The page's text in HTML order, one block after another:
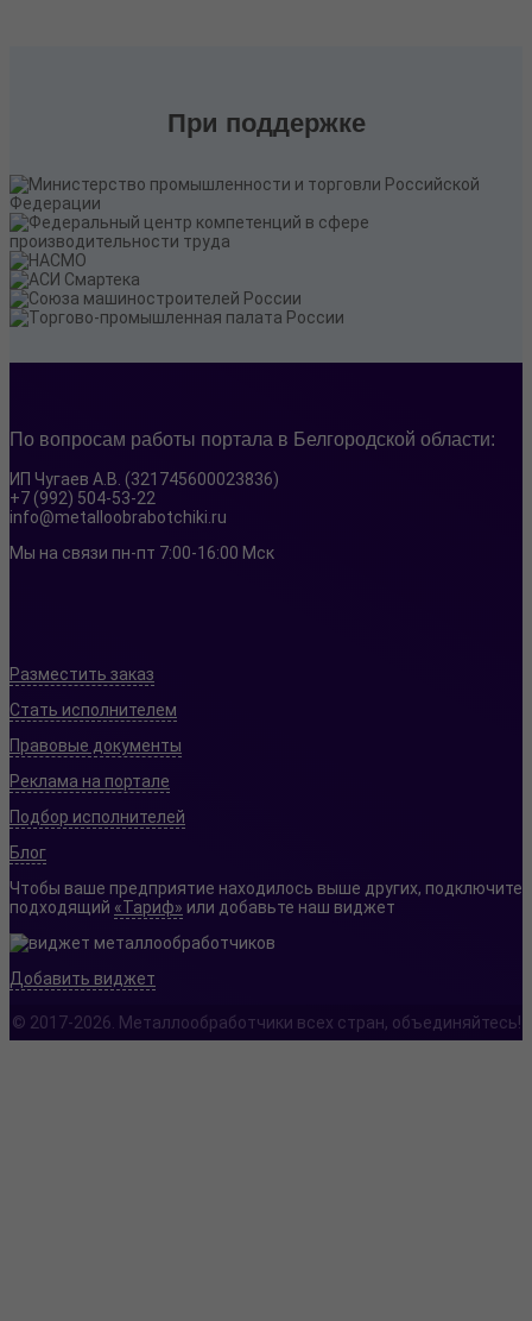
При поддержке
По вопросам работы портала в Белгородской области:
ИП Чугаев А.В. (321745600023836)
+7 (992) 504-53-22
info@metalloobrabotchiki.ru
Мы на связи пн-пт 7:00-16:00 Мск
Разместить заказ
Стать исполнителем
Правовые документы
Реклама на портале
Подбор исполнителей
Блог
Чтобы ваше предприятие находилось выше других, подключите
подходящий «Тариф» или добавьте наш виджет
Добавить виджет
© 2017-2026. Металлообработчики всех стран, объединяйтесь!